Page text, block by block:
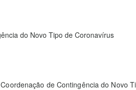
do Novo Tipo de Coronavírus
de Contingência do Novo